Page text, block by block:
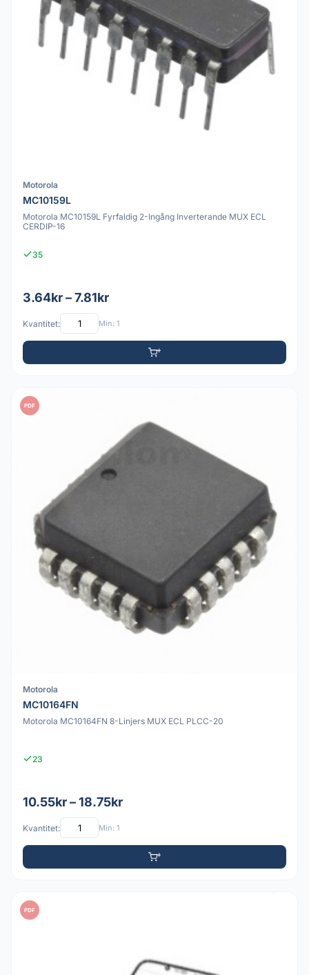
Motorola
MC10159L
Motorola MC10159L Fyrfaldig 2-Ingång Inverterande MUX ECL
CERDIP-16
35
3.64kr – 7.81kr
Kvantitet: Min: 1
PDF
Motorola
MC10164FN
Motorola MC10164FN 8-Linjers MUX ECL PLCC-20
23
10.55kr – 18.75kr
Kvantitet: Min: 1
PDF